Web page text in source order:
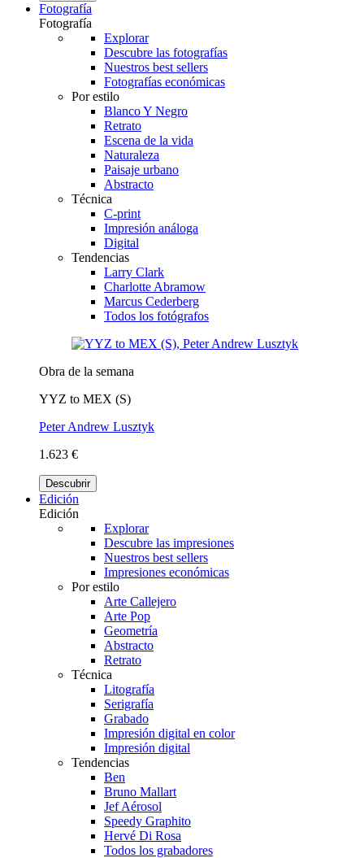
Fotografía
Fotografía
Explorar
Descubre las fotografías
Nuestros best sellers
Fotografías económicas
Por estilo
Blanco Y Negro
Retrato
Escena de la vida
Naturaleza
Paisaje urbano
Abstracto
Técnica
C-print
Impresión análoga
Digital
Tendencias
Larry Clark
Charlotte Abramow
Marcus Cederberg
Todos los fotógrafos
Obra de la semana
YYZ to MEX (S)
Peter Andrew Lusztyk
1.623 €
Descubrir
Edición
Edición
Explorar
Descubre las impresiones
Nuestros best sellers
Impresiones económicas
Por estilo
Arte Callejero
Arte Pop
Geometría
Abstracto
Retrato
Técnica
Litografía
Serigrafía
Grabado
Impresión digital en color
Impresión digital
Tendencias
Ben
Bruno Mallart
Jef Aérosol
Speedy Graphito
Hervé Di Rosa
Todos los grabadores